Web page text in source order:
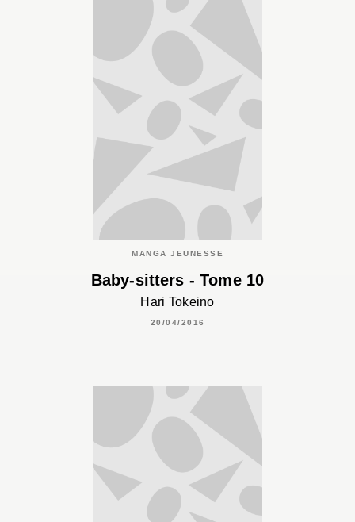
MANGA JEUNESSE
Baby-sitters - Tome 10
Hari Tokeino
20/04/2016